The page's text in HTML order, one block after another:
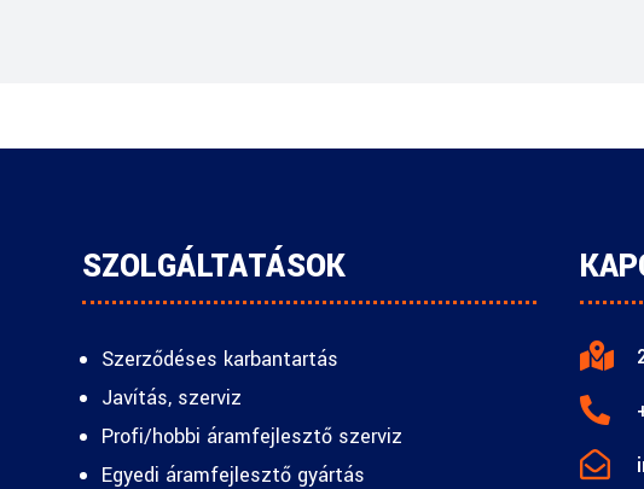
SZOLGÁLTATÁSOK
Szerződéses karbantartás
Javítás, szerviz
Profi/hobbi áramfejlesztő szerviz
Egyedi áramfejlesztő gyártás


